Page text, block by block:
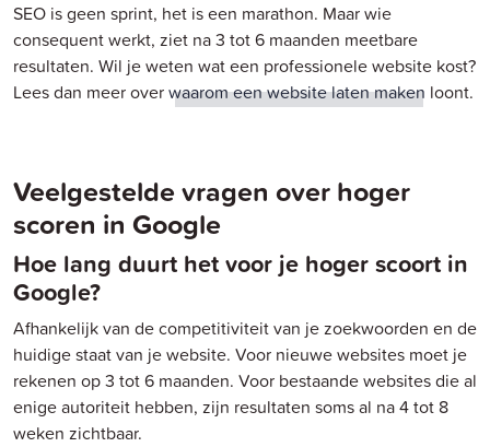
SEO is geen sprint, het is een marathon. Maar wie
consequent werkt, ziet na 3 tot 6 maanden meetbare
resultaten. Wil je weten wat een professionele website kost?
Lees dan meer overwaarom een website laten maken loont.
Veelgestelde vragen over hoger
scoren in Google
Hoe lang duurt het voor je hoger scoort in
Google?
Afhankelijk van de competitiviteit van je zoekwoorden en de
huidige staat van je website. Voor nieuwe websites moet je
rekenen op 3 tot 6 maanden. Voor bestaande websites die al
enige autoriteit hebben, zijn resultaten soms al na 4 tot 8
weken zichtbaar.